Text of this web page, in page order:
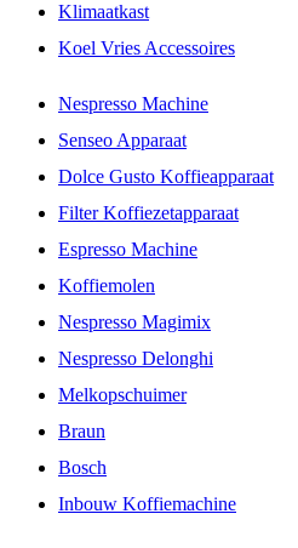
Klimaatkast
Koel Vries Accessoires
Nespresso Machine
Senseo Apparaat
Dolce Gusto Koffieapparaat
Filter Koffiezetapparaat
Espresso Machine
Koffiemolen
Nespresso Magimix
Nespresso Delonghi
Melkopschuimer
Braun
Bosch
Inbouw Koffiemachine